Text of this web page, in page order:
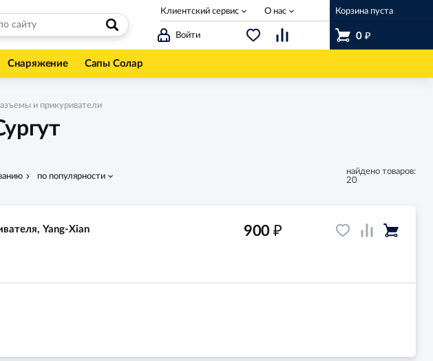
Войти
Корзина пуста
0 ₽
Клиентский сервис О нас
Снаряжение Сапы Солар
и прикуриватели
по популярности
найдено товаров:
20
Yang-Xian
900 ₽